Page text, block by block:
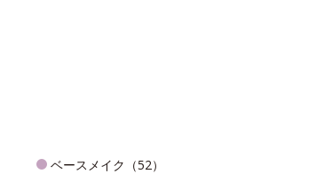
ベースメイク（52）